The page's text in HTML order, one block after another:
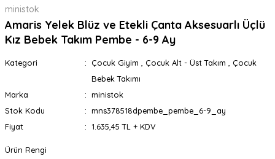
ministok
Amaris Yelek Blüz ve Etekli Çanta Aksesuarlı Üçlü
Kız Bebek Takım Pembe - 6-9 Ay
Kategori Çocuk Giyim Çocuk Alt - Üst Takım
Çocuk
Bebek Takımı
Marka
ministok
Stok Kodu
mns378518dpembe_pembe_6-9_ay
Fiyat
1.635,45 TL + KDV
Ürün Rengi